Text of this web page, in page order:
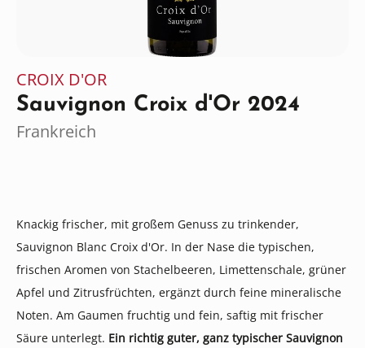
CROIX D'OR
Sauvignon Croix d'Or 2024
Frankreich
Knackig frischer, mit großem Genuss zu trinkender,
Sauvignon Blanc Croix d'Or. In der Nase die typischen,
frischen Aromen von Stachelbeeren, Limettenschale, grüner
Apfel und Zitrusfrüchten, ergänzt durch feine mineralische
Noten. Am Gaumen fruchtig und fein, saftig mit frischer
Säure unterlegt. Ein richtig guter, ganz typischer Sauvignon